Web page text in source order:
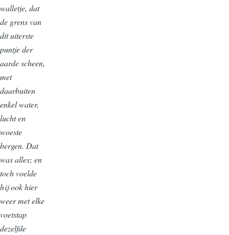
walletje, dat
de grens van
dit uiterste
puntje der
aarde scheen,
met
daarbuiten
enkel water,
lucht en
woeste
bergen. Dat
was alles; en
toch voelde
hij ook hier
weer met elke
voetstap
dezelfde